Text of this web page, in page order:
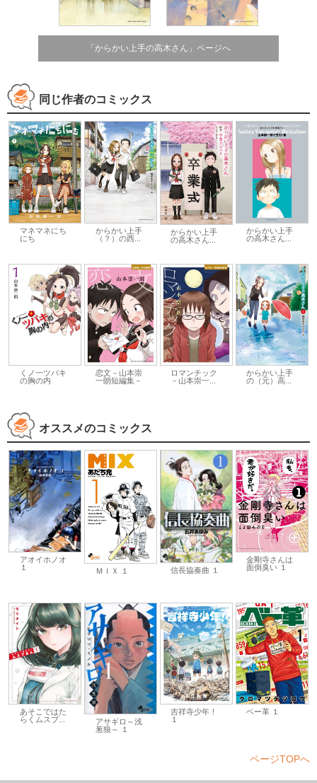
「からかい上手の高木さん」ページへ
同じ作者のコミックス
マネマネにち
にち
からかい上手
（？）の西...
からかい上手
の高木さん...
からかい上手
の高木さん...
くノ一ツバキ
の胸の内
恋文－山本崇
一朗短編集－
ロマンチック
－山本崇一...
からかい上手
の（元）高...
オススメのコミックス
アオイホノオ
１
ＭＩＸ １ 信長協奏曲 １
金剛寺さんは
面倒臭い １
あそこではた
らくムスブ...
アサギロ～浅
葱狼～ １
吉祥寺少年！
１
ベー革 １
ページTOPへ